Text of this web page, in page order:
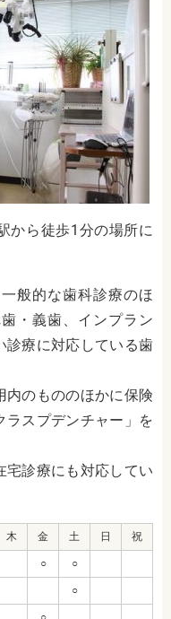
から徒歩1分の場所に
般的な歯科診療のほ
・義歯、インプラン
診療に対応している歯
内のもののほかに保険
ラスプデンチャー」を
宅診療にも対応してい
木 金 土 日 祝
○ ○
○